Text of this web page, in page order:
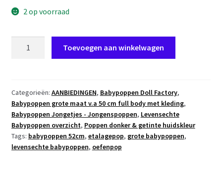
2 op voorraad
Jongen
Aziatisch
pakje
My
Astrup
52
Toevoegen aan winkelwagen
Categorieën: AANBIEDINGEN, Babypoppen Doll Factory,
Babypoppen grote maat v.a 50 cm full body met kleding,
Babypoppen Jongetjes - Jongenspoppen, Levensechte
Babypoppen overzicht, Poppen donker & getinte huidskleur
Tags: babypoppen 52cm, etalagepop, grote babypoppen,
levensechte babypoppen, oefenpop